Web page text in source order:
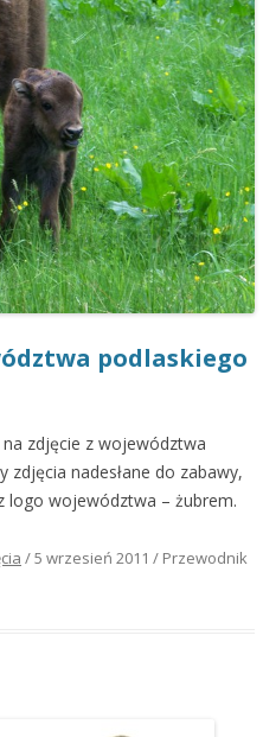
podlaskiego
zdjęcie z województwa
nadesłane do zabawy,
logo województwa – żubrem.
/5 wrzesień 2011 / Przewodnik